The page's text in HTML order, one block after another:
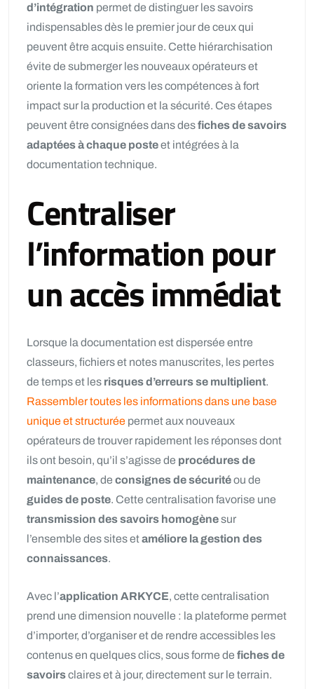
d’intégration permet de distinguer les savoirs
indispensables dès le premier jour de ceux qui
peuvent être acquis ensuite. Cette hiérarchisation
évite de submerger les nouveaux opérateurs et
oriente la formation vers les compétences à fort
impact sur la production et la sécurité. Ces étapes
peuvent être consignées dans desfiches de savoirs
adaptées à chaque posteet intégrées à la
documentation technique.
Centraliser
l’information pour
un accès immédiat
Lorsque la documentation est dispersée entre
classeurs, fichiers et notes manuscrites, les pertes
de temps et les risques d’erreurs se multiplient.
Rassembler toutes les informations dans une base
unique et structurée permet aux nouveaux
opérateurs de trouver rapidement les réponses dont
ils ont besoin, qu’il s’agisse de procédures de
maintenance, de consignes de sécuritéou de
guides de poste. Cette centralisation favorise une
transmission des savoirs homogènesur
l’ensemble des sites etaméliore la gestion des
connaissances.
Avec l’application ARKYCE, cette centralisation
prend une dimension nouvelle : la plateforme permet
d’importer, d’organiser et de rendre accessibles les
contenus en quelques clics, sous forme de fiches de
savoirsclaires et à jour, directement sur le terrain.